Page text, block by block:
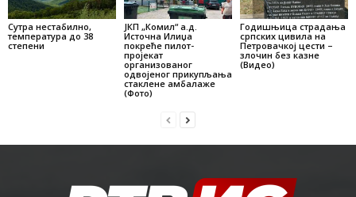
Сутра нестабилно,
температура до 38
степени
ЈКП „Комил“ а.д.
Источна Илиџа
покреће пилот-
пројекат
организованог
одвојеног прикупљања
стаклене амбалаже
(Фото)
Годишњица страдања
српских цивила на
Петровачкој цести –
злочин без казне
(Видео)